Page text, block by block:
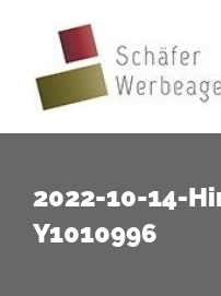
springen
2022-10-14-
Y1010996